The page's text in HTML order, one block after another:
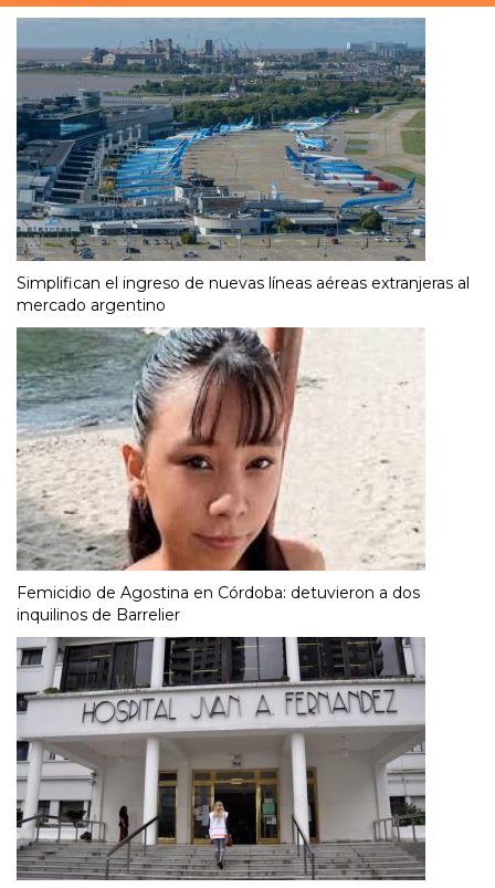
Simplifican el ingreso de nuevas líneas aéreas extranjeras al
mercado argentino
Femicidio de Agostina en Córdoba: detuvieron a dos
inquilinos de Barrelier